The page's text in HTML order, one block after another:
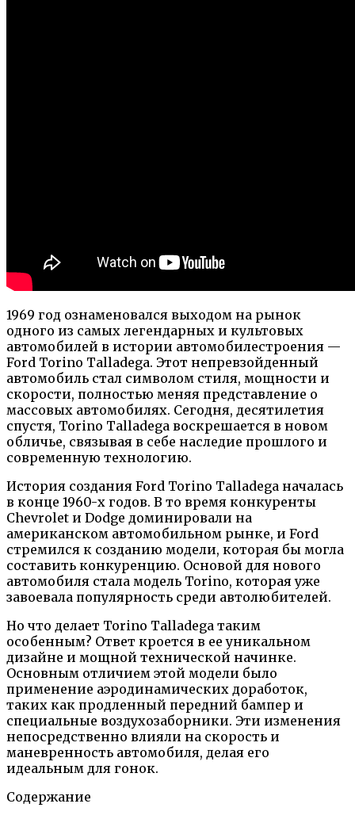
1969 год ознаменовался выходом на рынок
одного из самых легендарных и культовых
автомобилей в истории автомобилестроения —
Ford Torino Talladega. Этот непревзойденный
автомобиль стал символом стиля, мощности и
скорости, полностью меняя представление о
массовых автомобилях. Сегодня, десятилетия
спустя, Torino Talladega воскрешается в новом
обличье, связывая в себе наследие прошлого и
современную технологию.
История создания Ford Torino Talladega началась
в конце 1960-х годов. В то время конкуренты
Chevrolet и Dodge доминировали на
американском автомобильном рынке, и Ford
стремился к созданию модели, которая бы могла
составить конкуренцию. Основой для нового
автомобиля стала модель Torino, которая уже
завоевала популярность среди автолюбителей.
Но что делает Torino Talladega таким
особенным? Ответ кроется в ее уникальном
дизайне и мощной технической начинке.
Основным отличием этой модели было
применение аэродинамических доработок,
таких как продленный передний бампер и
специальные воздухозаборники. Эти изменения
непосредственно влияли на скорость и
маневренность автомобиля, делая его
идеальным для гонок.
Содержание